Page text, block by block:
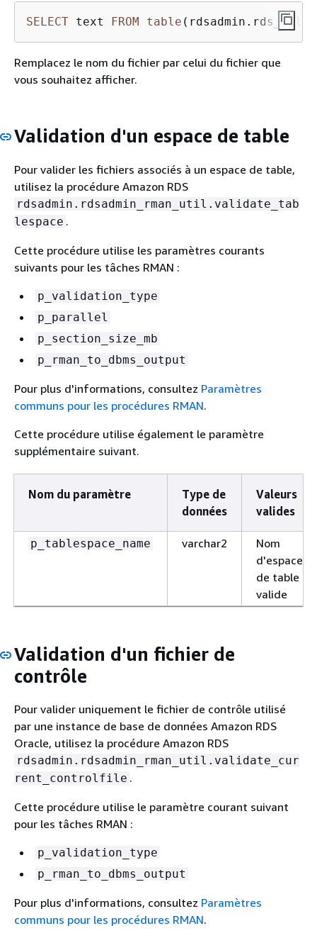
SELECT text FROM table
Remplacez le nom du fichier par celui du fichier que
vous souhaitez afficher.
Validation d'un espace de table
Pour valider les fichiers associés à un espace de table,
utilisez la procédure Amazon RDS
rdsadmin.rdsadmin_rman_util.validate_tab
lespace .
Cette procédure utilise les paramètres courants
suivants pour les tâches RMAN :
p_validation_type
p_parallel
p_section_size_mb
p_rman_to_dbms_output
Pour plus d'informations, consultez Paramètres
communs pour les procédures RMAN.
Cette procédure utilise également le paramètre
supplémentaire suivant.
Nom du paramètre
Type de
données
Valeurs
valides
p_tablespace_name varchar2
Nom
d'espace
de table
valide
Validation d'un fichier de
contrôle
Pour valider uniquement le fichier de contrôle utilisé
par une instance de base de données Amazon RDS
Oracle, utilisez la procédure Amazon RDS
rdsadmin.rdsadmin_rman_util.validate_cur
rent_controlfile .
Cette procédure utilise le paramètre courant suivant
pour les tâches RMAN :
p_validation_type
p_rman_to_dbms_output
Pour plus d'informations, consultez Paramètres
communs pour les procédures RMAN.